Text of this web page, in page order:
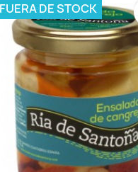
FUERA DE STOCK